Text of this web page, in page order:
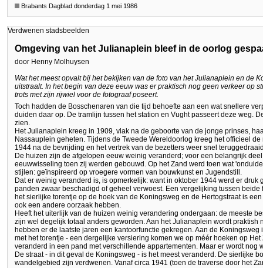
Brabants Dagblad donderdag 1 mei 1986
Verdwenen stadsbeelden
Omgeving van het Julianaplein bleef in de oorlog
door Henny Molhuysen
Wat het meest opvalt bij het bekijken van de foto van het Julianaplein en de
uitstraalt. In het begin van deze eeuw was er praktisch nog geen verkeer op
trots met zijn rijwiel voor de fotograaf poseert.
Toch hadden de Bosschenaren van die tijd behoefte aan een wat snellere
duiden daar op. De tramlijn tussen het station en Vught passeert deze weg.
zien.
Het Julianaplein kreeg in 1909, vlak na de geboorte van de jonge prinses,
Nassauplein geheten. Tijdens de Tweede Wereldoorlog kreeg het officieel
1944 na de bevrijding en het vertrek van de bezetters weer snel
De huizen zijn de afgelopen eeuw weinig veranderd; voor een belangrijk
eeuwwisseling toen zij werden gebouwd. Op het Zand werd toen wat
stijlen: geïnspireerd op vroegere vormen van bouwkunst en Jugendstill.
Dat er weinig veranderd is, is opmerkelijk: want in oktober 1944 werd er
panden zwaar beschadigd of geheel verwoest. Een vergelijking tussen
het sierlijke torentje op de hoek van de Koningsweg en de Hertogstraat is
ook een andere oorzaak hebben.
Heeft het uiterlijk van de huizen weinig verandering ondergaan: de meeste
zijn wel degelijk totaal anders geworden. Aan het Julianaplein wordt praktish
hebben er de laatste jaren een kantoorfunctie gekregen. Aan de
met het torentje - een dergelijke versiering komen we op méér hoeken op
veranderd in een pand met verschillende appartementen. Maar er wordt nog
De straat - in dit geval de Koningsweg - is het meest veranderd. De sierlijke
wandelgebied zijn verdwenen. Vanaf circa 1941 (toen de traverse door het